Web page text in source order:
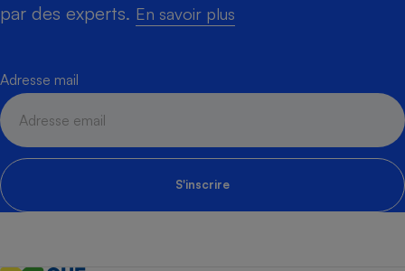
par des experts. En savoir plus
Adresse mail
S'inscrire